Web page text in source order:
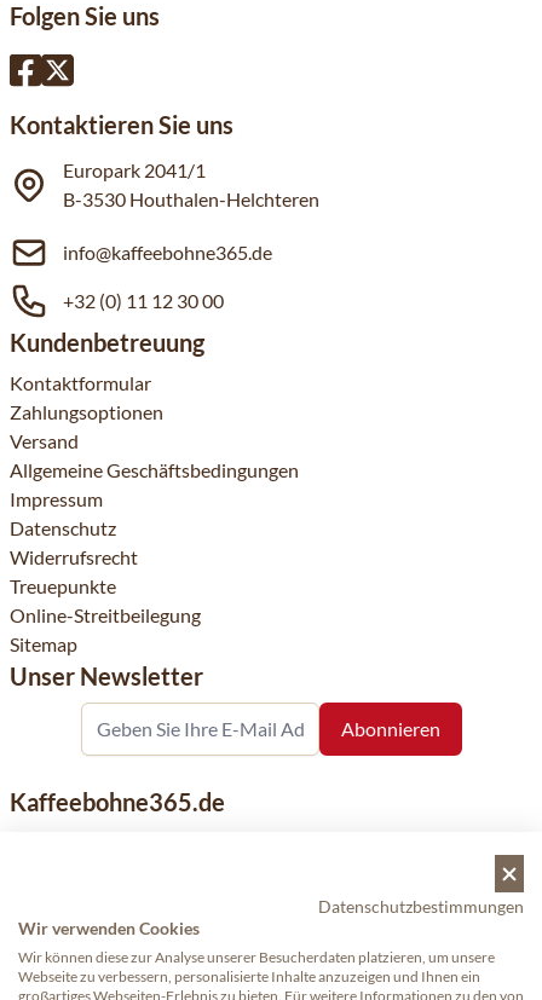
Folgen Sie uns
Kontaktieren Sie uns
Europark 2041/1
B-3530 Houthalen-Helchteren
info@kaffeebohne365.de
+32 (0) 11 12 30 00
Kundenbetreuung
Kontaktformular
Zahlungsoptionen
Versand
Allgemeine Geschäftsbedingungen
Impressum
Datenschutz
Widerrufsrecht
Treuepunkte
Online-Streitbeilegung
Sitemap
Unser Newsletter
Kaffeebohne365.de
bekannter nationaler und internationaler Marken ist eine
unserer Spezialitäten. Qualität und Kundenservice stehen
dabei an erster Stelle.
Datenschutzbestimmungen
Wir verwenden Cookies
Wir können diese zur Analyse unserer Besucherdaten platzieren, um unsere
Webseite zu verbessern, personalisierte Inhalte anzuzeigen und Ihnen ein
großartiges Webseiten-Erlebnis zu bieten. Für weitere Informationen zu den von